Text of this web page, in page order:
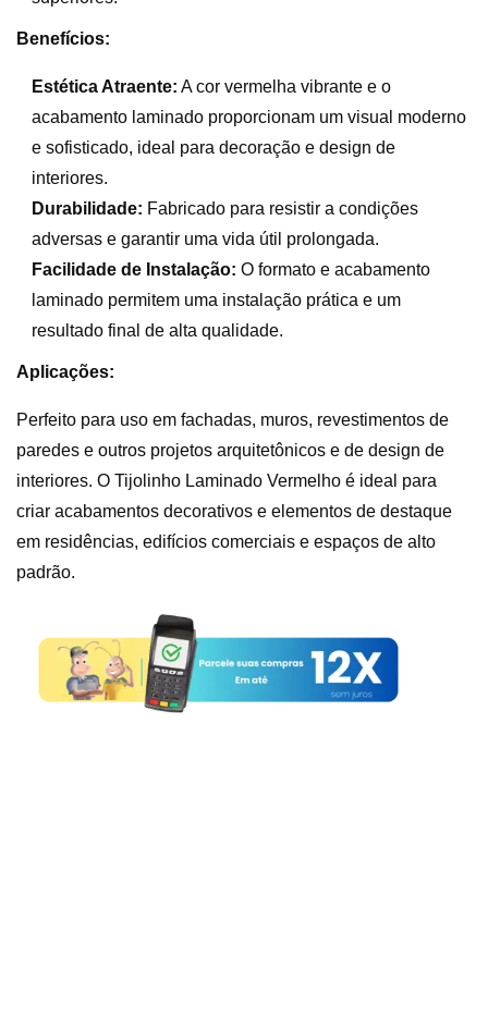
Benefícios:
Estética Atraente: A cor vermelha vibrante e o
acabamento laminado proporcionam um visual moderno
e sofisticado, ideal para decoração e design de
interiores.
Durabilidade: Fabricado para resistir a condições
adversas e garantir uma vida útil prolongada.
Facilidade de Instalação: O formato e acabamento
laminado permitem uma instalação prática e um
resultado final de alta qualidade.
Aplicações:
Perfeito para uso em fachadas, muros, revestimentos de
paredes e outros projetos arquitetônicos e de design de
interiores. O Tijolinho Laminado Vermelho é ideal para
criar acabamentos decorativos e elementos de destaque
em residências, edifícios comerciais e espaços de alto
padrão.